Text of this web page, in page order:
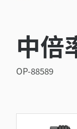
中倍
OP-88589